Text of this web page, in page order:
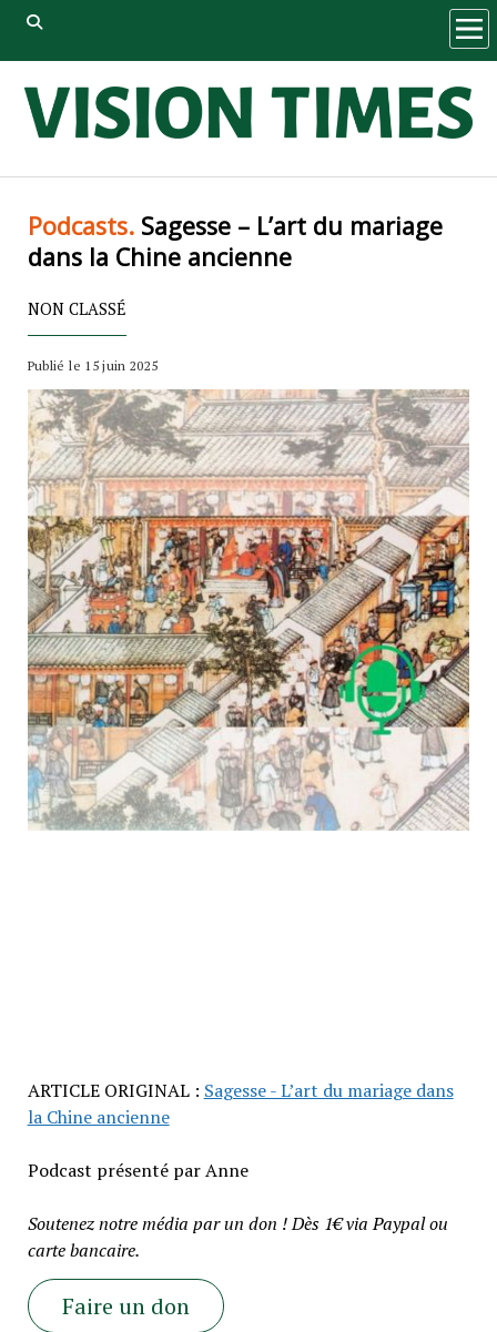
Podcasts.Sagesse – L’art du mariage
dans la Chine ancienne
NON CLASSÉ
Publié le 15 juin 2025
ARTICLE ORIGINAL : Sagesse - L’art du mariage dans
la Chine ancienne
Podcast présenté par Anne
Soutenez notre média par un don ! Dès 1€ via Paypal ou
carte bancaire.
Faire un don